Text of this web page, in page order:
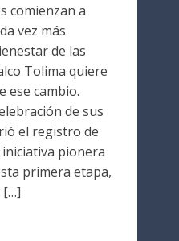
comienzan a
vez más
de las
Tolima quiere
ese cambio.
de sus
el registro de
pionera
primera etapa,
[…]